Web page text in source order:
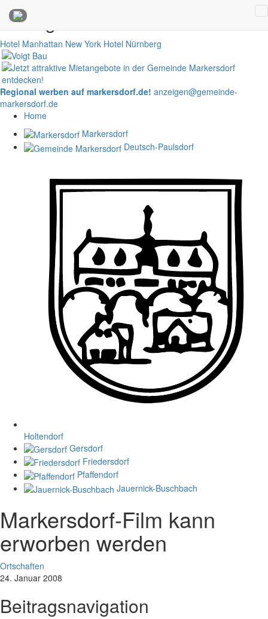
Anzeigen
Hotel Manhattan New York Hotel Nürnberg
Regional werben auf markersdorf.de! anzeigen@gemeinde-
markersdorf.de
Home
Markersdorf
Deutsch-Paulsdorf
Holtendorf
Gersdorf
Friedersdorf
Pfaffendorf
Jauernick-Buschbach
Markersdorf-Film kann
erworben werden
Ortschaften
24. Januar 2008
Beitragsnavigation